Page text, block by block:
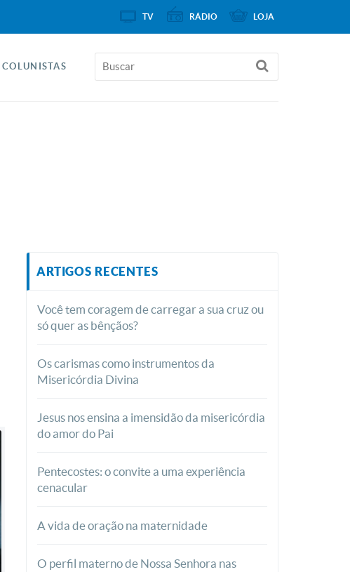
COLUNISTAS
ARTIGOS RECENTES
Você tem coragem de carregar a sua cruz ou
só quer as bênçãos?
Os carismas como instrumentos da
Misericórdia Divina
Jesus nos ensina a imensidão da misericórdia
do amor do Pai
Pentecostes: o convite a uma experiência
cenacular
A vida de oração na maternidade
O perfil materno de Nossa Senhora nas
TV RÁDIO LOJA